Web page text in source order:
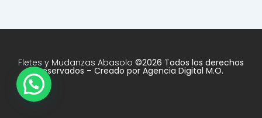
Fletes y Mudanzas Abasolo ©2026 Todos los derechos
reservados – Creado por Agencia Digital M.O.